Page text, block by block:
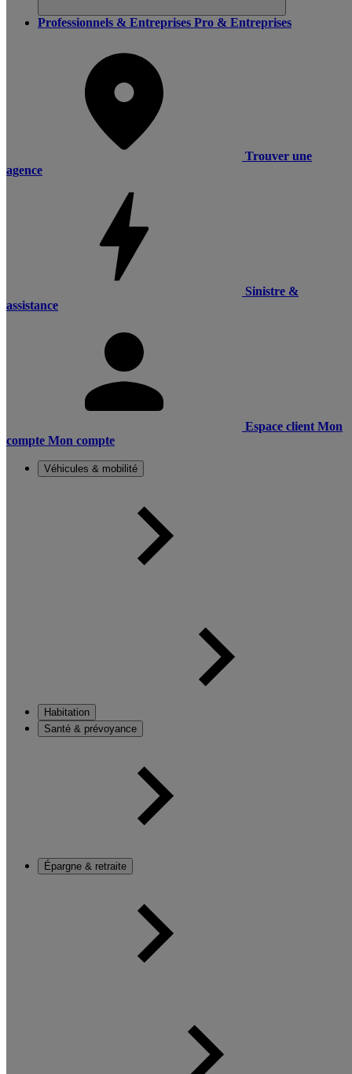
Professionnels & Entreprises Pro & Entreprises
Trouver une
agence
Sinistre &
assistance
Espace client Mon
compte Mon compte
Véhicules & mobilité
Habitation
Santé & prévoyance
Épargne & retraite